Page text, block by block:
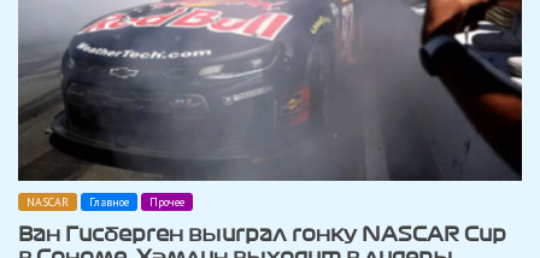
NASCAR Главное Прочее
Ван Гисберген выиграл гонку NASCAR Cup